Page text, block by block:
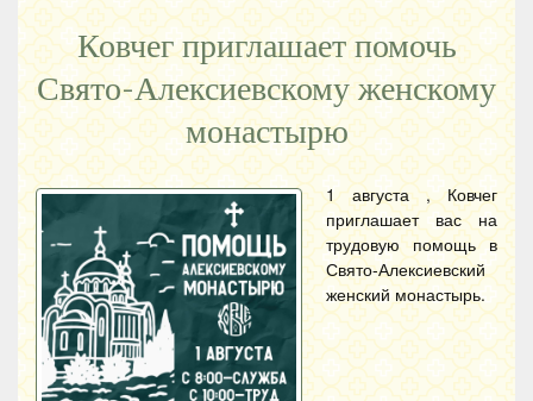
Ковчег приглашает помочь
Свято-Алексиевскому женскому
монастырю
1 августа , Ковчег
приглашает вас на
трудовую помощь в
Свято-Алексиевский
женский монастырь.